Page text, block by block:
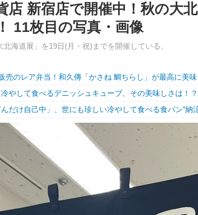
店 新宿店で開催中！秋の大
11枚目の写真・画像
海道展」を19日(月・祝)までを開催している。
売のレア弁当！和久傳「かさね 鯛ちらし」が最高に美味
やして食べるデニッシュキューブ、その美味しさは！？
だけ自己中」、世にも珍しい冷やして食べる食パン”納